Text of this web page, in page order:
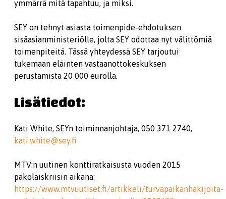
ymmärrä mitä tapahtuu, ja miksi.
SEY on tehnyt asiasta toimenpide-ehdotuksen
sisäasianministeriölle, jolta SEY odottaa nyt välittömiä
toimenpiteitä. Tässä yhteydessä SEY tarjoutui
tukemaan eläinten vastaanottokeskuksen
perustamista 20 000 eurolla.
Lisätiedot:
Kati White, SEYn toiminnanjohtaja, 050 371 2740,
kati.white@sey.fi
MTV:n uutinen konttiratkaisusta vuoden 2015
pakolaiskriisin aikana:
https://www.mtvuutiset.fi/artikkeli/turvapaikanhakijoita-